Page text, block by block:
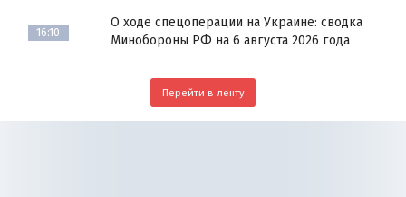
16:10
О ходе спецоперации на Украине: сводка
Минобороны РФ на 6 августа 2026 года
Перейти в ленту